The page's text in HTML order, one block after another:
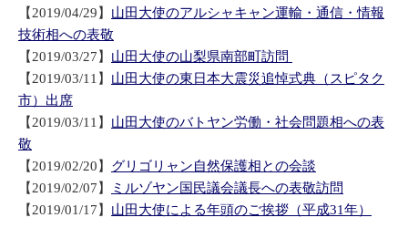
【2019/04/29】 山田大使のアルシャキャン運輸・通信・情報
技術相への表敬
【2019/03/27】 山田大使の山梨県南部町訪問
【2019/03/11】 山田大使の東日本大震災追悼式典（スピタク
市）出席
【2019/03/11】 山田大使のバトヤン労働・社会問題相への表
敬
【2019/02/20】 グリゴリャン自然保護相との会談
【2019/02/07】
ミルゾヤン国民議会議長への表敬訪問
【2019/01/17】 山田大使による年頭のご挨拶（平成31年）